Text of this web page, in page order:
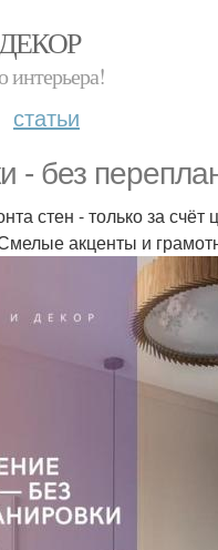
интерьера!
статьи
- без
стен - только за
акценты и